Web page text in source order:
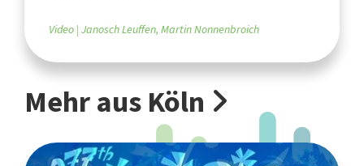
Video Janosch Leuffen, Martin Nonnenbroich
Mehr aus Köln